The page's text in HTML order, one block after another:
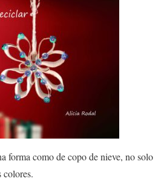
forma como de copo de nieve, no solo
colores.